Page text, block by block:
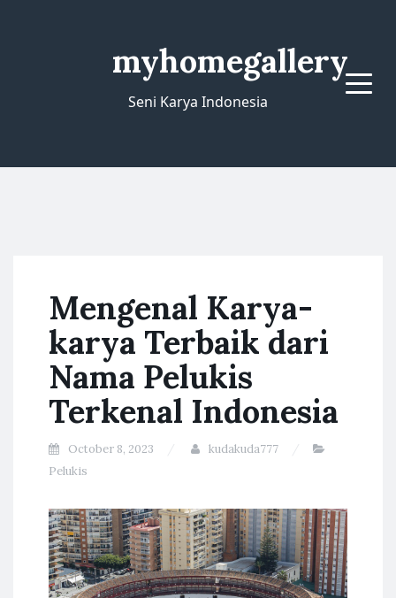
myhomegallery
Seni Karya Indonesia
Menu
Mengenal Karya-
karya Terbaik dari
Nama Pelukis
Terkenal Indonesia
October 8, 2023
kudakuda777
Pelukis